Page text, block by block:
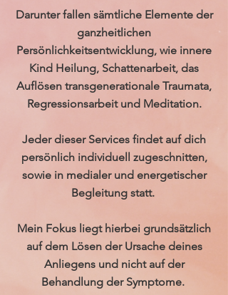
Darunter fallen sämtliche Elemente der
ganzheitlichen
Persönlichkeitsentwicklung, wie innere
Kind Heilung, Schattenarbeit, das
Auflösen transgenerationale Traumata,
Regressionsarbeit und Meditation.
Jeder dieser Services findet auf dich
persönlich individuell zugeschnitten,
sowie in medialer und energetischer
Begleitung statt.
Mein Fokus liegt hierbei grundsätzlich
auf dem Lösen der Ursache deines
Anliegens und nicht auf der
Behandlung der Symptome.